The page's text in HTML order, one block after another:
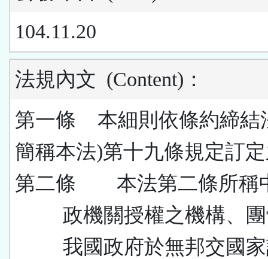
104.11.20
法規內文 (Content) ：
第一條 本細則依條約締結
簡稱本法)第十九條規定訂
第二條 本法第二條所稱
政機關授權之機構、
我國政府於無邦交國